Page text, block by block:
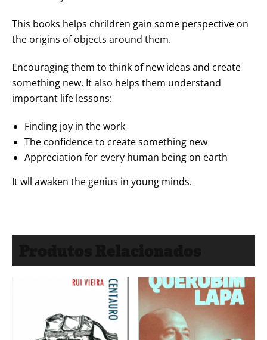
This books helps chrildren gain some perspective on
the origins of objects around them.
Encouraging them to think of new ideas and create
something new. It also helps them understand
important life lessons:
Finding joy in the work
The confidence to create something new
Appreciation for every human being on earth
It wll awaken the genius in young minds.